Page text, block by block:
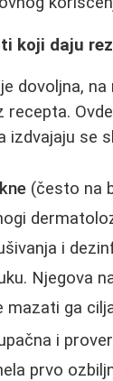
koji daju
dovoljna, na
recepta.
izdvajaju se
(često na
i
Njegova
mazati ga
i
prvo